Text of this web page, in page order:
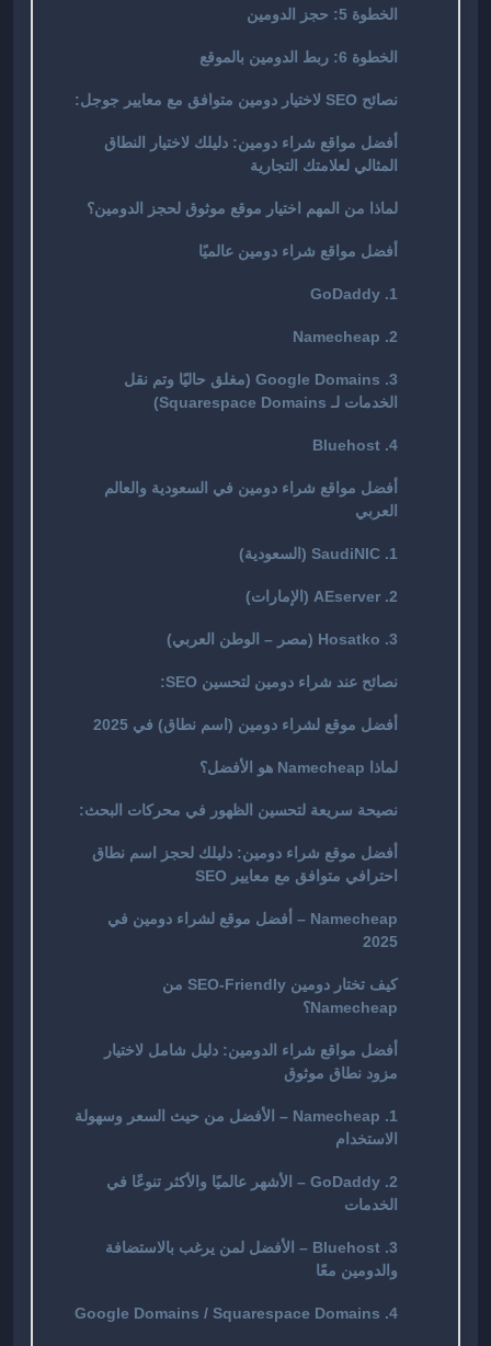
الخطوة 5: حجز الدومين
الخطوة 6: ربط الدومين بالموقع
نصائح SEO لاختيار دومين متوافق مع معايير جوجل:
أفضل مواقع شراء دومين: دليلك لاختيار النطاق
المثالي لعلامتك التجارية
لماذا من المهم اختيار موقع موثوق لحجز الدومين؟
أفضل مواقع شراء دومين عالميًا
1. GoDaddy
2. Namecheap
3. Google Domains (مغلق حاليًا وتم نقل
الخدمات لـ Squarespace Domains)
4. Bluehost
أفضل مواقع شراء دومين في السعودية والعالم
العربي
1. SaudiNIC (السعودية)
2. AEserver (الإمارات)
3. Hosatko (مصر – الوطن العربي)
نصائح عند شراء دومين لتحسين SEO:
أفضل موقع لشراء دومين (اسم نطاق) في 2025
لماذا Namecheap هو الأفضل؟
نصيحة سريعة لتحسين الظهور في محركات البحث:
أفضل موقع شراء دومين: دليلك لحجز اسم نطاق
احترافي متوافق مع معايير SEO
Namecheap – أفضل موقع لشراء دومين في
2025
كيف تختار دومين SEO-Friendly من
Namecheap؟
أفضل مواقع شراء الدومين: دليل شامل لاختيار
مزود نطاق موثوق
1. Namecheap – الأفضل من حيث السعر وسهولة
الاستخدام
2. GoDaddy – الأشهر عالميًا والأكثر تنوعًا في
الخدمات
3. Bluehost – الأفضل لمن يرغب بالاستضافة
والدومين معًا
4. Google Domains / Squarespace Domains